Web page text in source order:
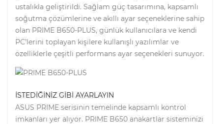
ustalıkla geliştirildi. Sağlam güç tasarımına, kapsamlı
soğutma çözümlerine ve akıllı ayar seçeneklerine sahip
olan PRIME B650-PLUS, günlük kullanıcılara ve kendi
PC’lerini toplayan kişilere kullanışlı yazılımlar ve
özelliklerle çeşitli performans ayar seçenekleri sunuyor.
İSTEDİĞİNİZ GİBİ AYARLAYIN
ASUS PRIME serisinin temelinde kapsamlı kontrol
imkanları yer alıyor. PRIME B650 anakartlar sisteminizi